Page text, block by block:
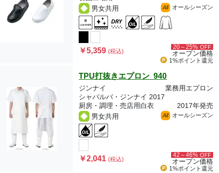
男女共用
All オールシーズン
￥5,359(税込)
20～25% OFF
オープン価格
1%ポイント 還元
TPU打抜きエプロン 940
ジンナイ
業務用エプロン
シャバルバ・ジンナイ 2017
厨房・調理・売店用白衣
2017年発売
男女共用
All オールシーズン
￥2,041(税込)
42～46% OFF
オープン価格
1%ポイント 還元